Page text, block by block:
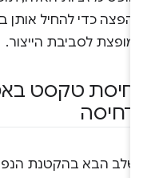
כדי להחיל אותן
לסביבת הייצור.
טקסט
הבא בהקטנת הנפח